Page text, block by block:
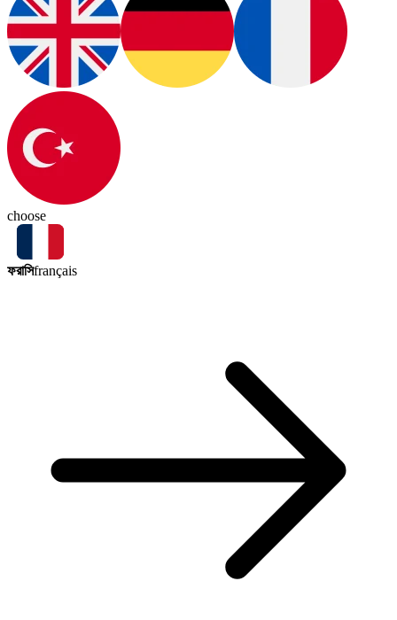
choose
ফরাসিfrançais